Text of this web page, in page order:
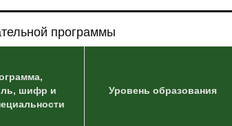
программы
шифр и
Уровень образования